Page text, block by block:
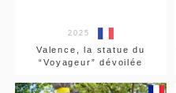
2025
Valence, la statue du
“Voyageur” dévoilée